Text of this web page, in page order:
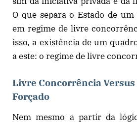
O que separa o Estado de
em regime de livre
isso, a existência de um
a este: o regime de livre
Livre Concorrência
Forçado
Nem mesmo a partir da